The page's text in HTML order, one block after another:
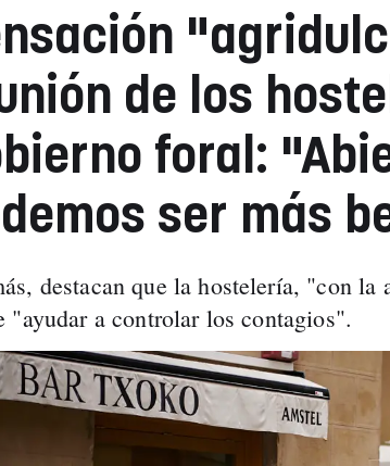
de los
foral:
ser más
destacan que la hostelería, "con la
"ayudar a controlar los contagios".